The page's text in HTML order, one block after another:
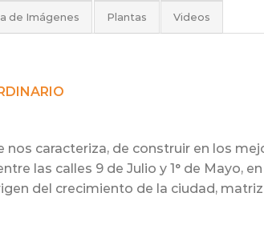
de Imágenes Plantas Videos
nos caracteriza, de construir en los
las calles 9 de Julio y 1° de Mayo,
del crecimiento de la ciudad,